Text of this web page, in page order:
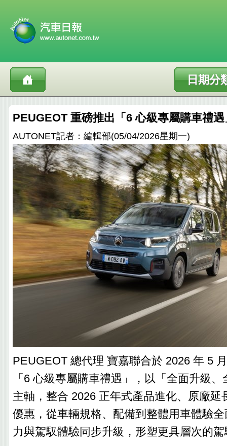
日期分
PEUGEOT 重磅推出「6 心級專屬購車禮遇
AUTONET記者：編輯部(05/04/2026星期一)
PEUGEOT 總代理 寶嘉聯合於 2026 年 5
「6 心級專屬購車禮遇」，以「全面升級
主軸，整合 2026 正年式產品進化、原廠延
優惠，從車輛規格、配備到整體用車體驗
力與駕馭體驗同步升級，形塑更具層次的